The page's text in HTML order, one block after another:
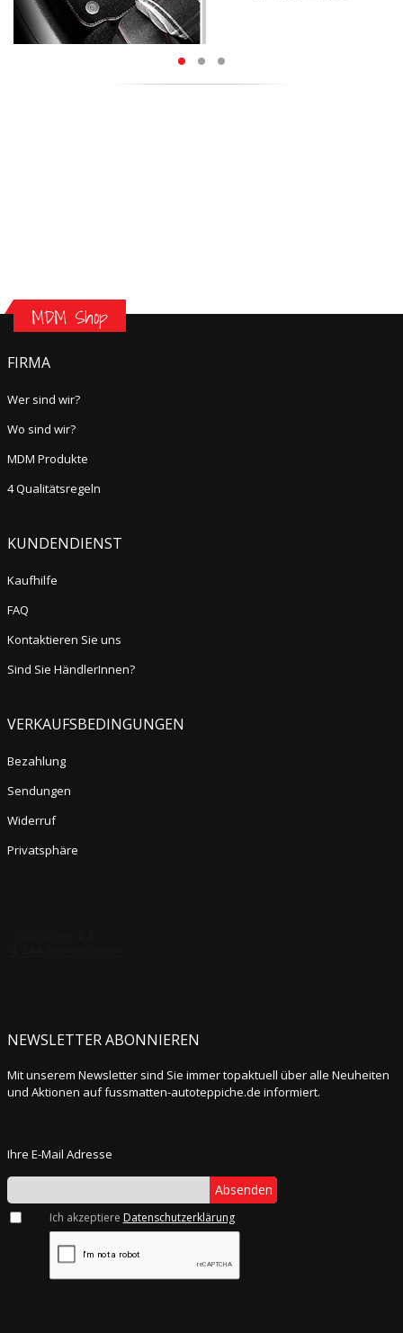
MDM Shop
FIRMA
Wer sind wir?
Wo sind wir?
MDM Produkte
4 Qualitätsregeln
KUNDENDIENST
Kaufhilfe
FAQ
Kontaktieren Sie uns
Sind Sie HändlerInnen?
VERKAUFSBEDINGUNGEN
Bezahlung
Sendungen
Widerruf
Privatsphäre
NEWSLETTER ABONNIEREN
Mit unserem Newsletter sind Sie immer topaktuell über alle Neuheiten
und Aktionen auf fussmatten-autoteppiche.de informiert.
Ihre E-Mail Adresse
Absenden
Ich akzeptiere Datenschutzerklärung